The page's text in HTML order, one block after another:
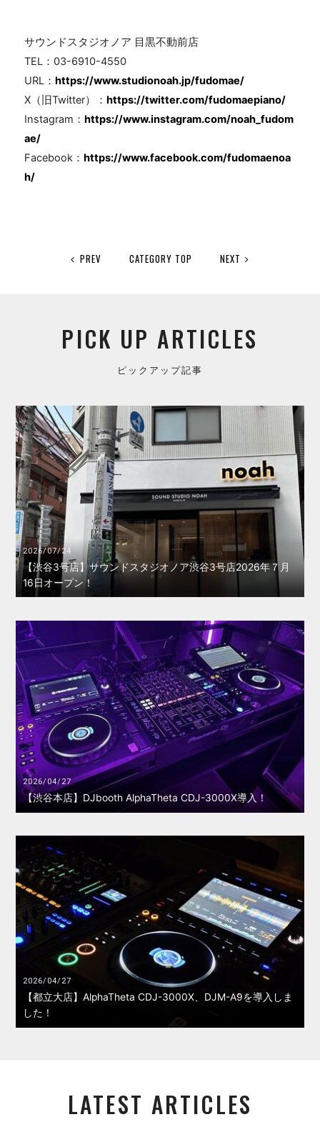
サウンドスタジオノア 目黒不動前店
TEL ：03-6910-4550
URL ：https://www.studionoah.jp/fudomae/
X（旧Twitter）：https://twitter.com/fudomaepiano/
Instagram ：https://www.instagram.com/noah_fudom
ae/
Facebook ：https://www.facebook.com/fudomaenoa
h/
PREV CATEGORY TOP NEXT
PICK UP ARTICLES
ピックアップ記事
2026/07/24
【渋谷3号店】サウンドスタジオノア渋谷3号店2026年７月
16日オープン！
2026/04/27
【渋谷本店】DJbooth AlphaTheta CDJ-3000X導入！
2026/04/27
【都立大店】AlphaTheta CDJ-3000X、DJM-A9を導入しま
した！
LATEST ARTICLES